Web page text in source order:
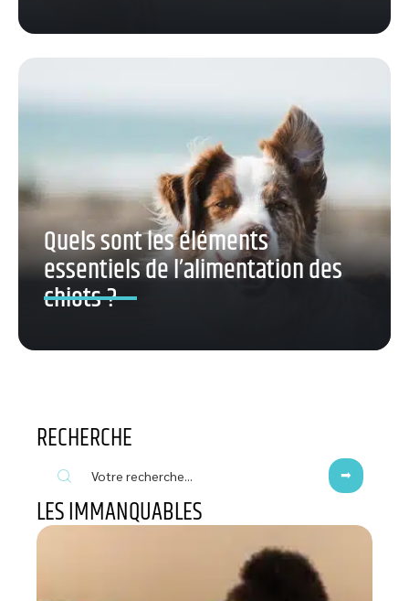
Quels sont les éléments
essentiels de l’alimentation des
chiots ?
RECHERCHE
LES IMMANQUABLES